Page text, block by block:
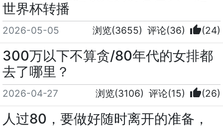
世界杯转播
2026-05-05 浏览(3655) 评论(36) thumb_up(24)
300万以下不算贪/80年代的女排都
去了哪里？
2026-04-27 浏览(3106) 评论(15) thumb_up(26)
人过80，要做好随时离开的准备，